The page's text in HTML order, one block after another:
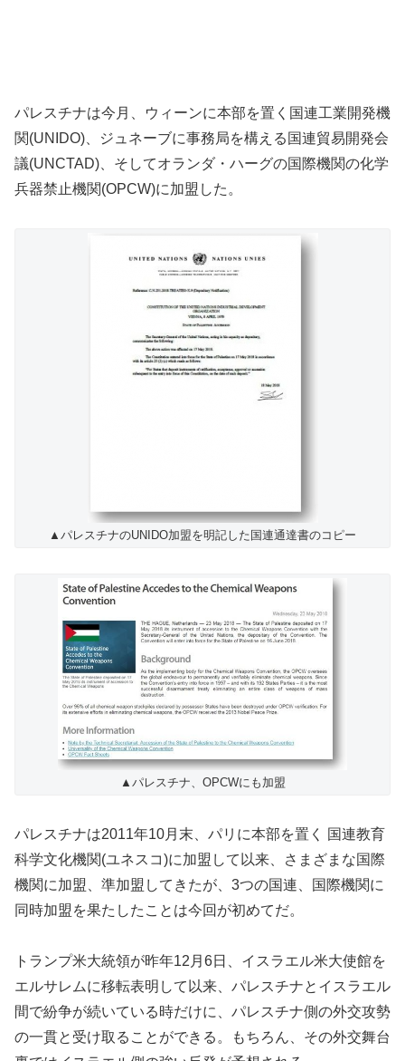
パレスチナは今月、ウィーンに本部を置く国連工業開発機
関(UNIDO)、ジュネーブに事務局を構える国連貿易開発会
議(UNCTAD)、そしてオランダ・ハーグの国際機関の化学
兵器禁止機関(OPCW)に加盟した。
▲パレスチナのUNIDO加盟を明記した国連通達書のコピー
▲パレスチナ、OPCWにも加盟
パレスチナは2011年10月末、パリに本部を置く 国連教育
科学文化機関(ユネスコ)に加盟して以来、さまざまな国際
機関に加盟、準加盟してきたが、3つの国連、国際機関に
同時加盟を果たしたことは今回が初めてだ。
トランプ米大統領が昨年12月6日、イスラエル米大使館を
エルサレムに移転表明して以来、パレスチナとイスラエル
間で紛争が続いている時だけに、パレスチナ側の外交攻勢
の一貫と受け取ることができる。もちろん、その外交舞台